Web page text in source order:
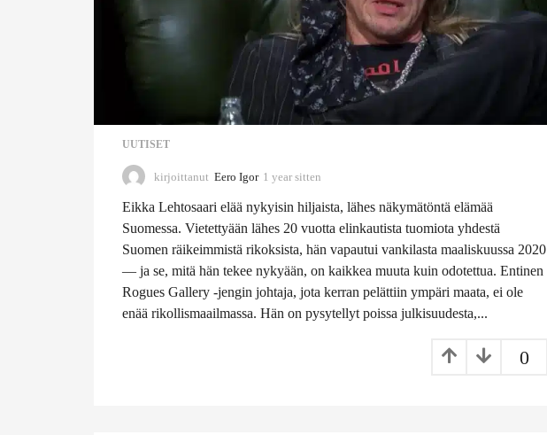
UUTISET
kirjoittanut Eero Igor 1 year sitten
m
o
h
s
s
Eikka Lehtosaari elää nykyisin hiljaista, lähes näkymätöntä elämää
Suomessa. Vietettyään lähes 20 vuotta elinkautista tuomiota yhdestä
Suomen räikeimmistä rikoksista, hän vapautui vankilasta maaliskuussa 2020
— ja se, mitä hän tekee nykyään, on kaikkea muuta kuin odotettua. Entinen
Rogues Gallery -jengin johtaja, jota kerran pelättiin ympäri maata, ei ole
enää rikollismaailmassa. Hän on pysytellyt poissa julkisuudesta,...
0